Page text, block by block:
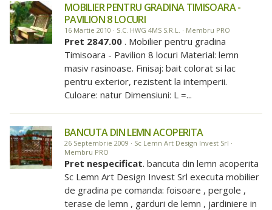
MOBILIER PENTRU GRADINA TIMISOARA -
PAVILION 8 LOCURI
16 Martie 2010 · S.C. HWG 4MS S.R.L. · Membru PRO
Pret 2847.00 . Mobilier pentru gradina
Timisoara - Pavilion 8 locuri Material: lemn
masiv rasinoase. Finisaj: bait colorat si lac
pentru exterior, rezistent la intemperii.
Culoare: natur Dimensiuni: L =...
BANCUTA DIN LEMN ACOPERITA
26 Septembrie 2009 · Sc Lemn Art Design Invest Srl ·
Membru PRO
Pret nespecificat. bancuta din lemn acoperita
Sc Lemn Art Design Invest Srl executa mobilier
de gradina pe comanda: foisoare , pergole ,
terase de lemn , garduri de lemn , jardiniere in